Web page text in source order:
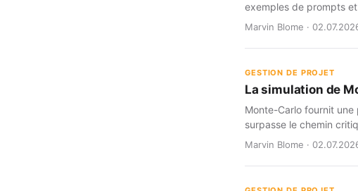
exemples de prompts
Marvin Blome ·
GESTION DE PROJET
La simulation de
Monte-Carlo fournit
surpasse le chemin
Marvin Blome ·